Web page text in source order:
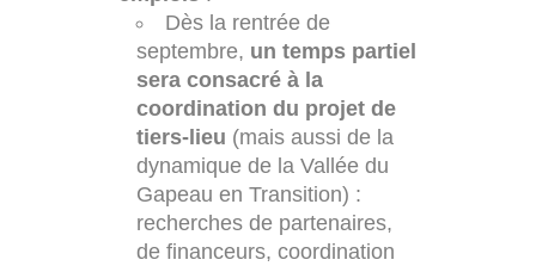
Dès la rentrée de
septembre, un temps partiel
sera consacré à la
coordination du projet de
tiers-lieu (mais aussi de la
dynamique de la Vallée du
Gapeau en Transition) :
recherches de partenaires,
de financeurs, coordination